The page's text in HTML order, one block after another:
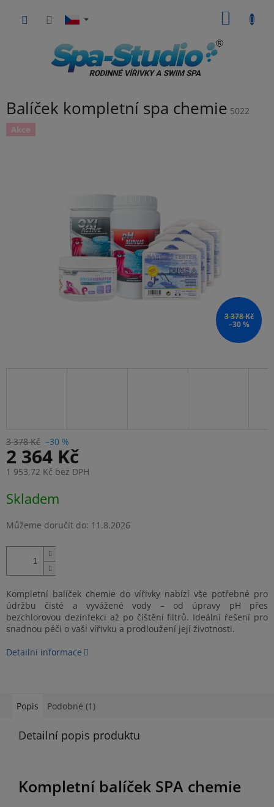
Balíček kompletní spa chemie 5022
Akce
3 378 Kč
–30 %
3 378 Kč –30 %
2 364 Kč
1 953,72 Kč bez DPH
cena:
Skladem
Můžeme doručit do: 11.8.2026
Kompletní balíček chemie do vířivky nabízí vše potřebné pro
údržbu čisté a vyvážené vody – od úpravy pH přes
bezchlorovou dezinfekci až po čištění filtrů. Ideální řešení pro
snadnou péči o vaši vířivku a prodloužení její životnosti.
Detailní informace
Popis Podobné (1)
Detailní popis produktu
Kompletní balíček SPA chemie